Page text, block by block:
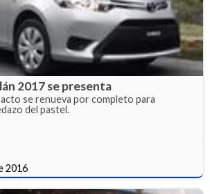
2017 se presenta
se renueva por completo para
del pastel.
2016